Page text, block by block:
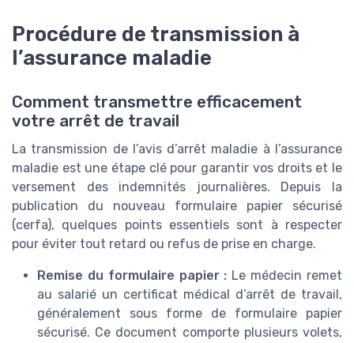
Procédure de transmission à
l’assurance maladie
Comment transmettre efficacement
votre arrêt de travail
La transmission de l’avis d’arrêt maladie à l’assurance
maladie est une étape clé pour garantir vos droits et le
versement des indemnités journalières. Depuis la
publication du nouveau formulaire papier sécurisé
(cerfa), quelques points essentiels sont à respecter
pour éviter tout retard ou refus de prise en charge.
Remise du formulaire papier : Le médecin remet
au salarié un certificat médical d’arrêt de travail,
généralement sous forme de formulaire papier
sécurisé. Ce document comporte plusieurs volets,